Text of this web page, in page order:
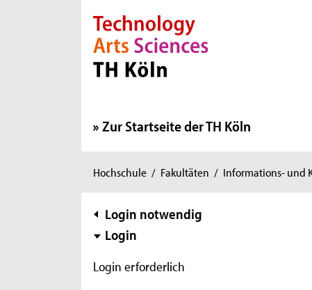
Direkt zur Hauptnavigation
Direkt zur Subnavigation
Direkt zum Inhalt
Direkt zum Fußbereich
Zur Startseite der TH Köln
Sie
hier:
Hochschule / Fakultäten / Informations- und
Subnavigation
Login notwendig
Login
Login erforderlich